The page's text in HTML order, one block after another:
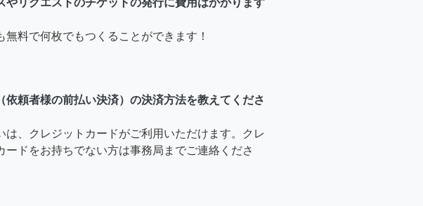
無料で何枚でもつくることができます！
依頼者様の前払い決済）の決済方法を教えてくださ
は、クレジットカードがご利用いただけます。クレ
ードをお持ちでない方は事務局までご連絡くださ